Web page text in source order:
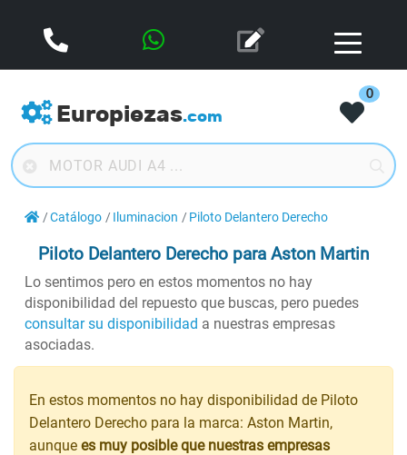
Europiezas.com
0
Catálogo Iluminacion Piloto Delantero Derecho
Piloto Delantero Derecho para Aston Martin
Lo sentimos pero en estos momentos no hay
disponibilidad del repuesto que buscas, pero puedes
consultar su disponibilidad a nuestras empresas
asociadas.
En estos momentos no hay disponibilidad de Piloto
Delantero Derecho para la marca: Aston Martin,
aunque es muy posible que nuestras empresas